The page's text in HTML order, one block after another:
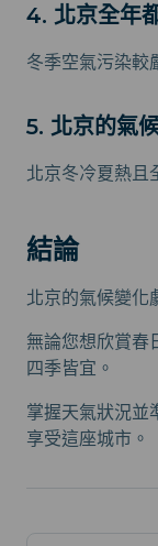
4. 北京全年
冬季空氣污染較
5. 北京的氣
北京冬冷夏熱且
結論
北京的氣候變化
無論您想欣賞春
四季皆宜。
掌握天氣狀況並
享受這座城市。